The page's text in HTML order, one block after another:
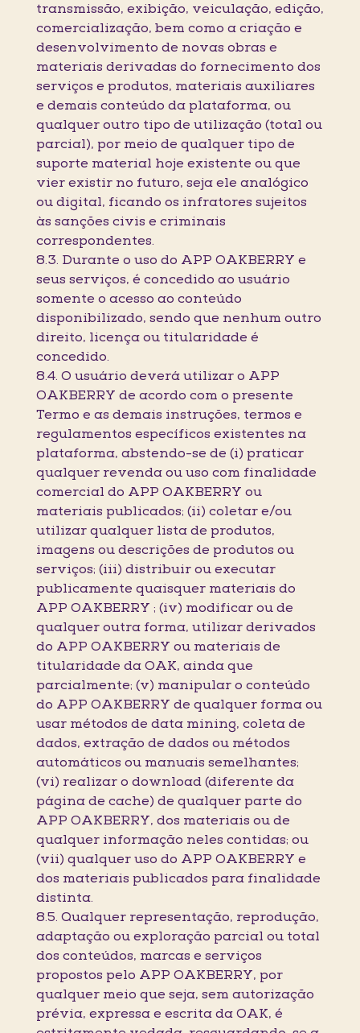
transmissão, exibição, veiculação, edição,
comercialização, bem como a criação e
desenvolvimento de novas obras e
materiais derivadas do fornecimento dos
serviços e produtos, materiais auxiliares
e demais conteúdo da plataforma, ou
qualquer outro tipo de utilização (total ou
parcial), por meio de qualquer tipo de
suporte material hoje existente ou que
vier existir no futuro, seja ele analógico
ou digital, ficando os infratores sujeitos
às sanções civis e criminais
correspondentes.
8.3. Durante o uso do APP OAKBERRY e
seus serviços, é concedido ao usuário
somente o acesso ao conteúdo
disponibilizado, sendo que nenhum outro
direito, licença ou titularidade é
concedido.
8.4. O usuário deverá utilizar o APP
OAKBERRY de acordo com o presente
Termo e as demais instruções, termos e
regulamentos específicos existentes na
plataforma, abstendo-se de (i) praticar
qualquer revenda ou uso com finalidade
comercial do APP OAKBERRY ou
materiais publicados; (ii) coletar e/ou
utilizar qualquer lista de produtos,
imagens ou descrições de produtos ou
serviços; (iii) distribuir ou executar
publicamente quaisquer materiais do
APP OAKBERRY ; (iv) modificar ou de
qualquer outra forma, utilizar derivados
do APP OAKBERRY ou materiais de
titularidade da OAK, ainda que
parcialmente; (v) manipular o conteúdo
do APP OAKBERRY de qualquer forma ou
usar métodos de data mining, coleta de
dados, extração de dados ou métodos
automáticos ou manuais semelhantes;
(vi) realizar o download (diferente da
página de cache) de qualquer parte do
APP OAKBERRY, dos materiais ou de
qualquer informação neles contidas; ou
(vii) qualquer uso do APP OAKBERRY e
dos materiais publicados para finalidade
distinta.
8.5. Qualquer representação, reprodução,
adaptação ou exploração parcial ou total
dos conteúdos, marcas e serviços
propostos pelo APP OAKBERRY, por
qualquer meio que seja, sem autorização
prévia, expressa e escrita da OAK, é